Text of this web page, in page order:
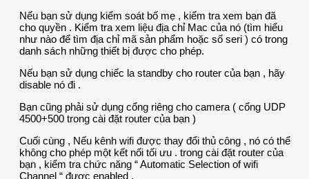
Nếu bạn sử dụng kiểm soát bố mẹ , kiểm tra xem bạn đã
cho quyền . Kiểm tra xem liệu địa chỉ Mac của nó (tìm hiểu
như nào để tìm địa chỉ mã sản phẩm hoặc số seri ) có trong
danh sách những thiết bị được cho phép.
Nếu bạn sử dụng chiếc la standby cho router của bạn , hãy
disable nó đi .
Bạn cũng phải sử dụng cổng riêng cho camera ( cổng UDP
4500+500 trong cài đặt router của bạn )
Cuối cùng , Nếu kênh wifi được thay đổi thủ công , nó có thể
không cho phép một kết nối tối ưu . trong cài đặt router của
bạn , kiểm tra chức năng “ Automatic Selection of wifi
Channel “ được enabled .